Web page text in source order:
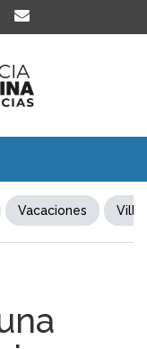
Vacaciones Villa